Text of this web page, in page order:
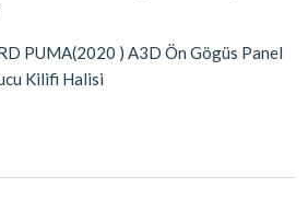
PUMA(2020 ) A3D Ön Gögüs Panel
Kilifi Halisi